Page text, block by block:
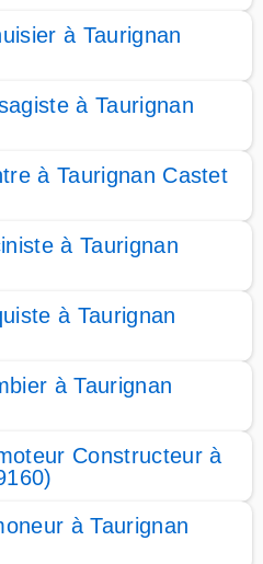
à Taurignan
à Taurignan
à Taurignan Castet
à Taurignan
à Taurignan
à Taurignan
Constructeur à
à Taurignan